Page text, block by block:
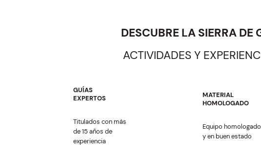
DESCUBRE LA SIERRA
ACTIVIDADES Y
GUÍAS
EXPERTOS
Titulados con más
de 15 años de
experiencia
MATERIAL
HOMOLOGADO
Equipo homologado
y en buen estado